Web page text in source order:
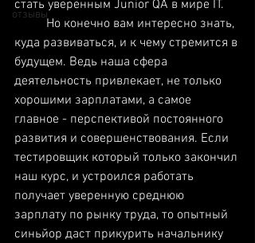
отзывы
стать уверенным Junior QA в мире IT.
Но конечно вам интересно знать,
куда развиваться, и к чему стремится в
будущем. Ведь наша сфера
деятельность привлекает, не только
хорошими зарплатами, а самое
главное - перспективой постоянного
развития и совершенствования. Если
тестировщик который только закончил
наш курс, и устроился работать
получает уверенную среднюю
зарплату по рынку труда, то опытный
синьйор даст прикурить начальнику